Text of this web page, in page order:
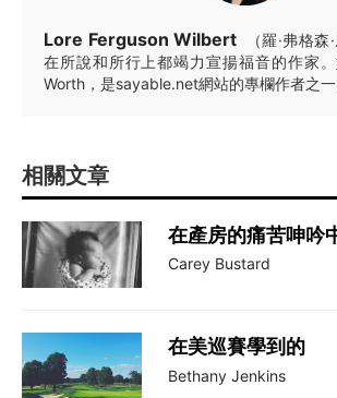
Lore Ferguson Wilbert
（羅·弗格
在所說和所行上都竭力宣揚福音的作家
Worth，是sayable.net網站的專欄作者之一
相關文章
在產房的痛苦呻吟
Carey Bustard
在美巡賽學到的
Bethany Jenkins